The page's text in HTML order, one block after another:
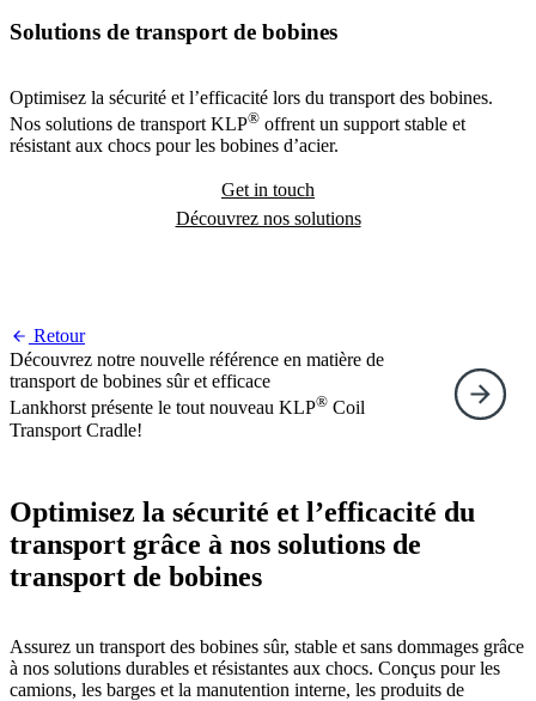
Solutions de transport de bobines
Optimisez la sécurité et l’efficacité lors du transport des bobines.
Nos solutions de transport KLP® offrent un support stable et
résistant aux chocs pour les bobines d’acier.
Get in touch
Découvrez nos solutions
Retour
Découvrez notre nouvelle référence en matière de
transport de bobines sûr et efficace
Lankhorst présente le tout nouveau KLP® Coil
Transport Cradle!
Optimisez la sécurité et l’efficacité du
transport grâce à nos solutions de
transport de bobines
Assurez un transport des bobines sûr, stable et sans dommages grâce
à nos solutions durables et résistantes aux chocs. Conçus pour les
camions, les barges et la manutention interne, les produits de